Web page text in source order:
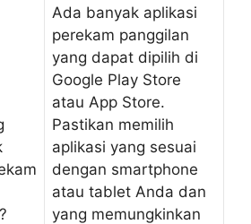
Ada banyak aplikasi
perekam panggilan
yang dapat dipilih di
Google Play Store
atau App Store.
Pastikan memilih
aplikasi yang sesuai
dengan smartphone
atau tablet Anda dan
yang memungkinkan